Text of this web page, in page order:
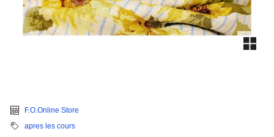
F.O.Online Store
apres les cours